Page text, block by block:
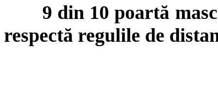
9 din 10 poartă
respectă regulile de